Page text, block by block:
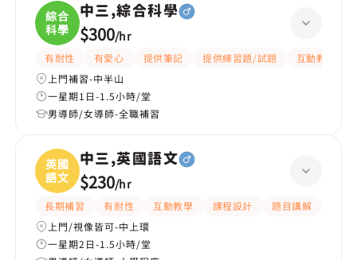
綜合
科學
中三,綜合科學
$300/hr
有耐性 有愛心 提供筆記 提供練習題/試題 互動教學
上門補習-中半山
一星期1日-1.5小時/堂
男導師/女導師-全職補習
英國
語文
中三,英國語文
$230/hr
長期補習 有耐性 互動教學 課程設計 題目講解
上門/視像皆可-中上環
一星期2日-1.5小時/堂